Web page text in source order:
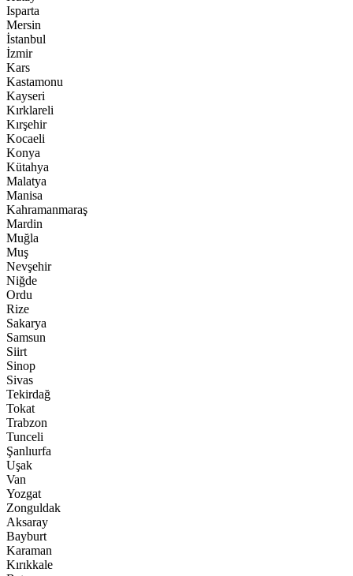
Isparta
Mersin
İstanbul
İzmir
Kars
Kastamonu
Kayseri
Kırklareli
Kırşehir
Kocaeli
Konya
Kütahya
Malatya
Manisa
Kahramanmaraş
Mardin
Muğla
Muş
Nevşehir
Niğde
Ordu
Rize
Sakarya
Samsun
Siirt
Sinop
Sivas
Tekirdağ
Tokat
Trabzon
Tunceli
Şanlıurfa
Uşak
Van
Yozgat
Zonguldak
Aksaray
Bayburt
Karaman
Kırıkkale